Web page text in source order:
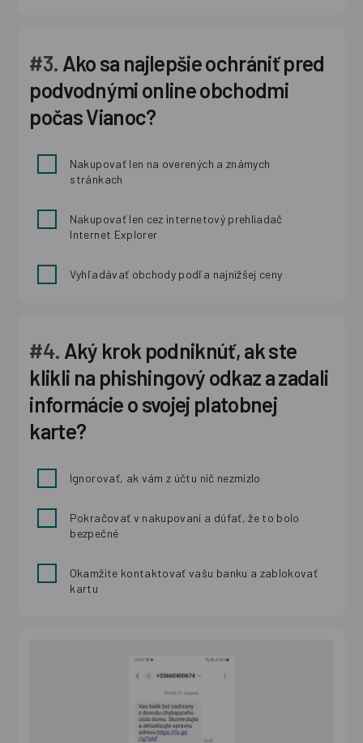
#3. Ako sa najlepšie ochrániť pred
podvodnými online obchodmi
počas Vianoc?
Nakupovať len na overených a známych
stránkach
Nakupovať len cez internetový prehliadač
Internet Explorer
Vyhľadávať obchody podľa najnižšej ceny
#4. Aký krok podniknúť, ak ste
klikli na phishingový odkaz a zadali
informácie o svojej platobnej
karte?
Ignorovať, ak vám z účtu nič nezmizlo
Pokračovať v nakupovaní a dúfať, že to bolo
bezpečné
Okamžite kontaktovať vašu banku a zablokovať
kartu